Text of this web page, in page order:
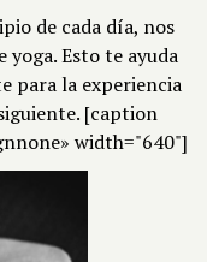
de cada día, nos
Esto te ayuda
para la experiencia
[caption
width="640"]